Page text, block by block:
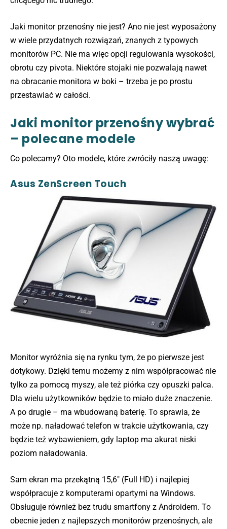
Jaki monitor przenośny nie jest? Ano nie jest wyposażony
w wiele przydatnych rozwiązań, znanych z typowych
monitorów PC. Nie ma więc opcji regulowania wysokości,
obrotu czy pivota. Niektóre stojaki nie pozwalają nawet
na obracanie monitora w boki – trzeba je po prostu
przestawiać w całości.
Jaki monitor przenośny wybrać
– polecane modele
Co polecamy? Oto modele, które zwróciły naszą uwagę:
Asus ZenScreen Touch
Monitor wyróżnia się na rynku tym, że po pierwsze jest
dotykowy. Dzięki temu możemy z nim współpracować nie
tylko za pomocą myszy, ale też piórka czy opuszki palca.
Dla wielu użytkowników będzie to miało duże znaczenie.
A po drugie – ma wbudowaną baterię. To sprawia, że
może np. naładować telefon w trakcie użytkowania, czy
będzie też wybawieniem, gdy laptop ma akurat niski
poziom naładowania.
Sam ekran ma przekątną 15,6″ (Full HD) i najlepiej
współpracuje z komputerami opartymi na Windows.
Obsługuje również bez trudu smartfony z Androidem. To
obecnie jeden z najlepszych monitorów przenośnych, ale